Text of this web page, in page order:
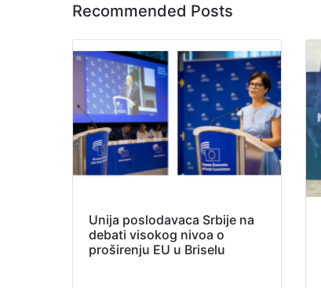
Recommended Posts
Unija poslodavaca Srbije na
debati visokog nivoa o
proširenju EU u Briselu